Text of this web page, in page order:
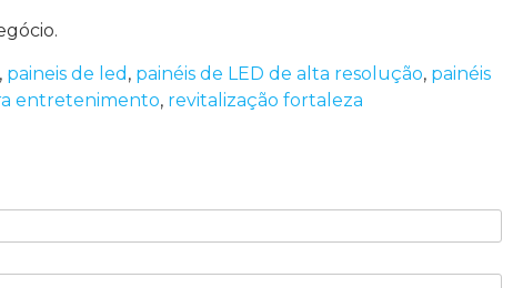
, paineis de led , painéis de LED de alta resolução, painéis
entretenimento, revitalização fortaleza